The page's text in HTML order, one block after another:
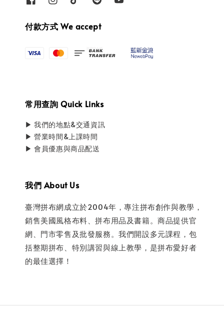
付款方式 We accept
常用查詢 Quick Links
▶ 我們的地點&交通資訊
▶ 營業時間&上課時間
▶ 會員優惠與商品配送
我們 About Us
臺灣拼布網成立於2004年，專注拼布創作與教學，
銷售美國風格布料、拼布用品及書籍。商品提供官
網、門市零售及批發服務。我們開設多元課程，包
括整期拼布、特別講習與線上教學，是拼布愛好者
的最佳選擇！